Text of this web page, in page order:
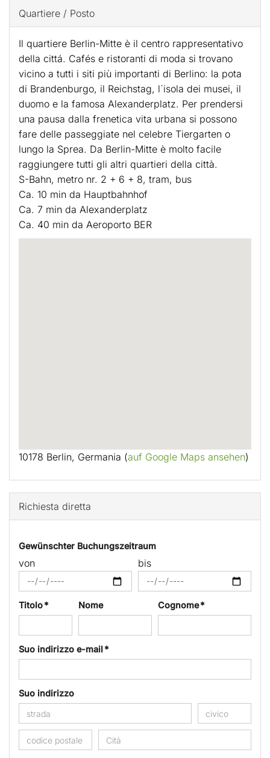
Quartiere / Posto
Il quartiere Berlin-Mitte è il centro rappresentativo
della cittá. Cafés e ristoranti di moda si trovano
vicino a tutti i siti più importanti di Berlino: la pota
di Brandenburgo, il Reichstag, l´isola dei musei, il
duomo e la famosa Alexanderplatz. Per prendersi
una pausa dalla frenetica vita urbana si possono
fare delle passeggiate nel celebre Tiergarten o
lungo la Sprea. Da Berlin-Mitte è molto facile
raggiungere tutti gli altri quartieri della città.
S-Bahn, metro nr. 2 + 6 + 8, tram, bus
Ca. 10 min da Hauptbahnhof
Ca. 7 min da Alexanderplatz
Ca. 40 min da Aeroporto BER
10178 Berlin, Germania (auf Google Maps ansehen)
Richiesta diretta
Gewünschter Buchungszeitraum
von bis
Titolo * Nome Cognome *
Suo indirizzo e-mail *
Suo indirizzo